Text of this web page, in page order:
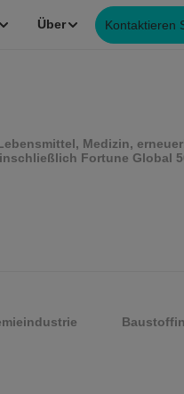
Über Kontaktieren
Medizin,
Fortune Global